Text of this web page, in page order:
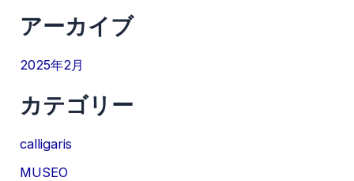
アーカイブ
2025年2月
カテゴリー
calligaris
MUSEO